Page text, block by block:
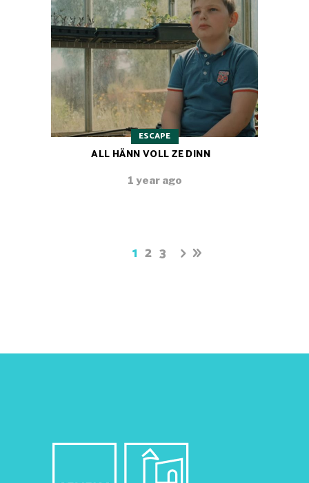
ESCAPE
ALL HÄNN VOLL ZE DINN
1 year ago
1 2 3